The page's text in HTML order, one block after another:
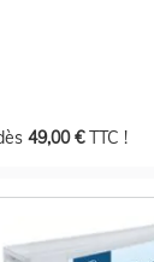
49,00 €TTC !